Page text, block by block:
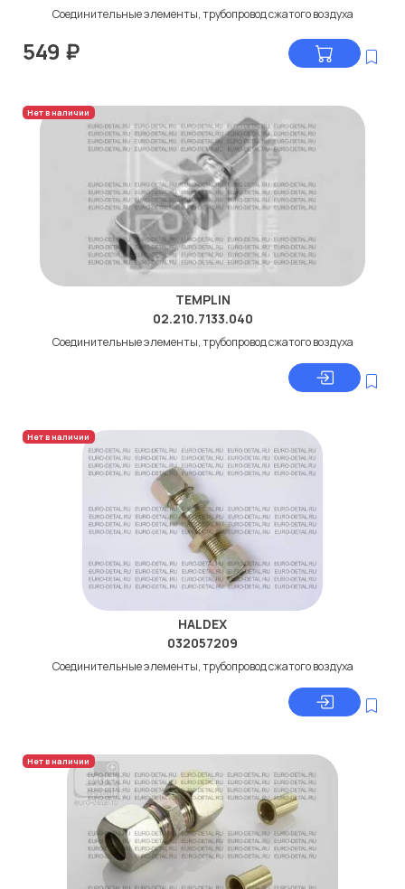
Соединительные элементы, трубопровод сжатого воздуха
549 ₽
Нет в наличии
TEMPLIN
02.210.7133.040
Соединительные элементы, трубопровод сжатого воздуха
Нет в наличии
HALDEX
032057209
Соединительные элементы, трубопровод сжатого воздуха
Нет в наличии